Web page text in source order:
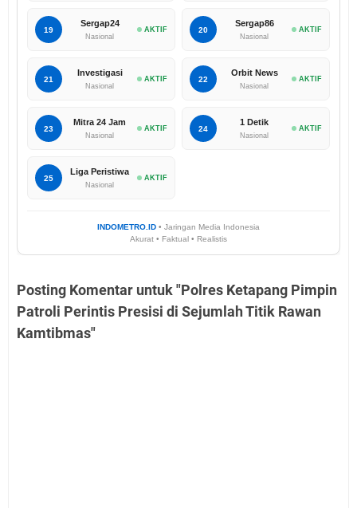
19
Sergap24
Nasional
AKTIF 20
Sergap86
Nasional
AKTIF
21
Investigasi
Nasional
AKTIF 22
Orbit News
Nasional
AKTIF
23
Mitra 24 Jam
Nasional
AKTIF 24
1 Detik
Nasional
AKTIF
25
Liga Peristiwa
Nasional
AKTIF
INDOMETRO.ID • Jaringan Media Indonesia
Akurat • Faktual • Realistis
Posting Komentar untuk "Polres Ketapang Pimpin
Patroli Perintis Presisi di Sejumlah Titik Rawan
Kamtibmas"